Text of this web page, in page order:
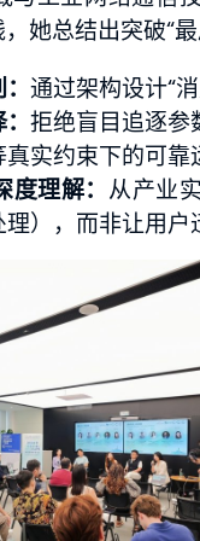
她总结出突破“
通过架构设计“
拒绝盲目追逐
实约束下的可
理解： 从产业
），而非让用户